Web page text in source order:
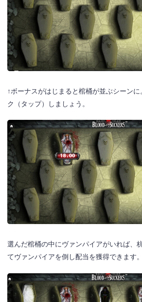
↑ボーナスがはじまると棺桶が並ぶシーン
ク（タップ）しましょう。
選んだ棺桶の中にヴァンパイアがいれば、
てヴァンパイアを倒し配当を獲得できます。